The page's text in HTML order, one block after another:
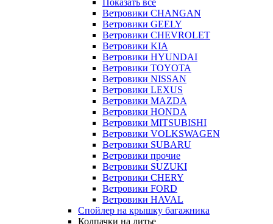
Показать все
Ветровики CHANGAN
Ветровики GEELY
Ветровики CHEVROLET
Ветровики KIA
Ветровики HYUNDAI
Ветровики TOYOTA
Ветровики NISSAN
Ветровики LEXUS
Ветровики MAZDA
Ветровики HONDA
Ветровики MITSUBISHI
Ветровики VOLKSWAGEN
Ветровики SUBARU
Ветровики прочие
Ветровики SUZUKI
Ветровики CHERY
Ветровики FORD
Ветровики HAVAL
Спойлер на крышку багажника
Колпачки на литье